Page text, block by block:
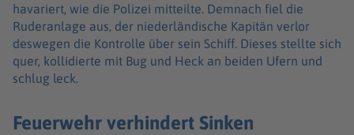
havariert, wie die Polizei mitteilte. Demnach fiel die
Ruderanlage aus, der niederländische Kapitän verlor
deswegen die Kontrolle über sein Schiff. Dieses stellte sich
quer, kollidierte mit Bug und Heck an beiden Ufern und
schlug leck.
Feuerwehr verhindert Sinken